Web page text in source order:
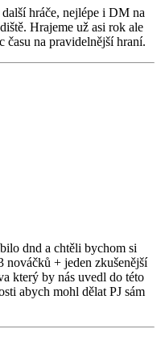
hráče, nejlépe i DM na
Hrajeme už asi rok ale
času na pravidelnější hraní.
dnd a chtěli bychom si
nováčků + jeden zkušenější
který by nás uvedl do této
abych mohl dělat PJ sám